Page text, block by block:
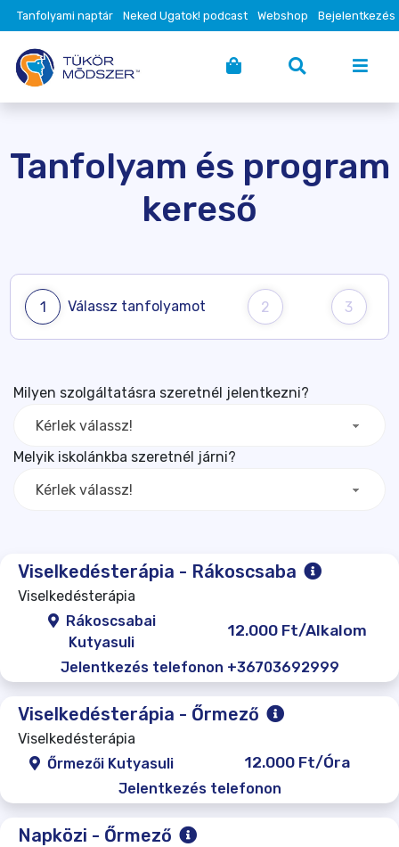
Tanfolyami naptár Neked Ugatok! podcast Webshop Bejelentkezés
Tanfolyam és program
kereső
1 Válassz tanfolyamot 2 3
Milyen szolgáltatásra szeretnél jelentkezni?
Kérlek válassz!
Melyik iskolánkba szeretnél járni?
Kérlek válassz!
Viselkedésterápia - Rákoscsaba
Viselkedésterápia
Rákoscsabai
Kutyasuli
12.000 Ft/Alkalom
Jelentkezés telefonon +36703692999
Viselkedésterápia - Őrmező
Viselkedésterápia
Őrmezői Kutyasuli
12.000 Ft/Óra
Jelentkezés telefonon
Napközi - Őrmező